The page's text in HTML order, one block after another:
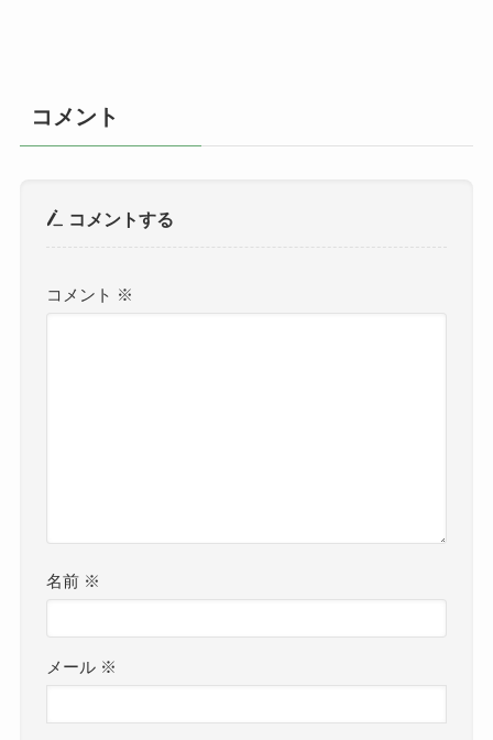
コメント
コメントする
コメント ※
名前 ※
メール ※